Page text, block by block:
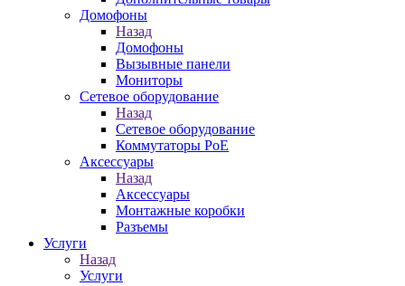
Домофоны
Назад
Домофоны
Вызывные панели
Мониторы
Сетевое оборудование
Назад
Сетевое оборудование
Коммутаторы PoE
Аксессуары
Назад
Аксессуары
Монтажные коробки
Разъемы
Услуги
Назад
Услуги